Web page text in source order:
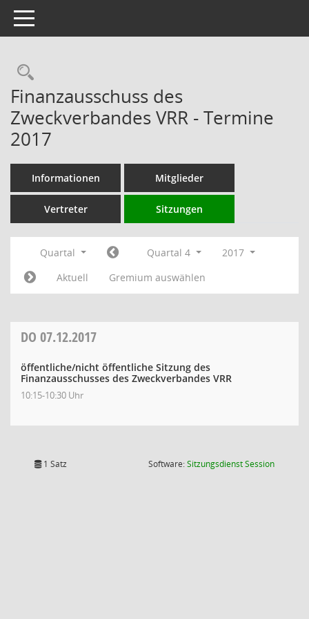
Toggle navigation
Rechercheauswahl
Finanzausschuss des
Zweckverbandes VRR - Termine
2017
Informationen Mitglieder
Vertreter Sitzungen
Quartal Quartal 4
2017
Aktuell
Gremium auswählen
DO 07.12.2017
öffentliche/nicht öffentliche Sitzung des
Finanzausschusses des Zweckverbandes VRR
10:15-10:30 Uhr
1 Satz Software:SitzungsdienstSession(Wird in